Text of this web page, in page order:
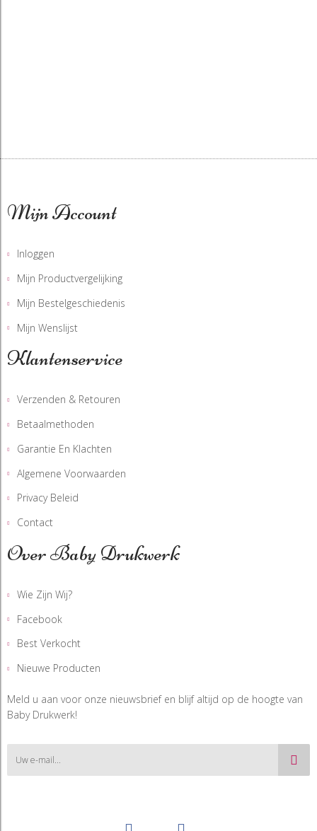
Mijn Account
Inloggen
Mijn Productvergelijking
Mijn Bestelgeschiedenis
Mijn Wenslijst
Klantenservice
Verzenden & Retouren
Betaalmethoden
Garantie En Klachten
Algemene Voorwaarden
Privacy Beleid
Contact
Over Baby Drukwerk
Wie Zijn Wij?
Facebook
Best Verkocht
Nieuwe Producten
Meld u aan voor onze nieuwsbrief en blijf altijd op de hoogte van
Baby Drukwerk!